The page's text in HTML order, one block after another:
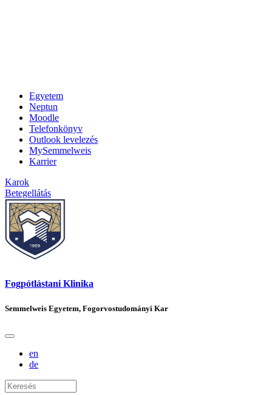
Egyetem
Neptun
Moodle
Telefonkönyv
Outlook levelezés
MySemmelweis
Karrier
Karok
Betegellátás
Fogpótlástani Klinika
Semmelweis Egyetem, Fogorvostudományi Kar
en
de